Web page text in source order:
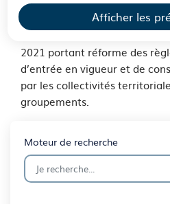
Afficher les
conformément aux
n°2021-1310 et du décret
2021 portant réforme des
d’entrée en vigueur et de
par les collectivités
groupements.
Moteur de recherche